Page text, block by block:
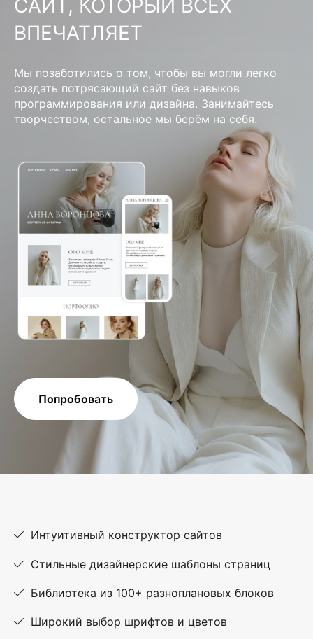
САЙТ, КОТОРЫЙ ВСЕХ
ВПЕЧАТЛЯЕТ
Мы позаботились о том, чтобы вы могли легко
создать потрясающий сайт без навыков
программирования или дизайна. Занимайтесь
творчеством, остальное мы берём на себя.
Попробовать
Интуитивный конструктор сайтов
Стильные дизайнерские шаблоны страниц
Библиотека из 100+ разноплановых блоков
Широкий выбор шрифтов и цветов